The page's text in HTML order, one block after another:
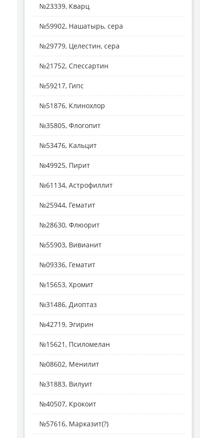
№23339, Кварц
№59902, Нашатырь, сера
№29779, Целестин, сера
№21752, Спессартин
№59217, Гипс
№51876, Клинохлор
№35805, Флогопит
№53476, Кальцит
№49925, Пирит
№61134, Астрофиллит
№25944, Гематит
№28630, Флюорит
№55903, Вивианит
№09336, Гематит
№15653, Хромит
№31486, Диоптаз
№42719, Эгирин
№15621, Псиломелан
№08602, Менилит
№31883, Вилуит
№40507, Крокоит
№57616, Марказит(?)